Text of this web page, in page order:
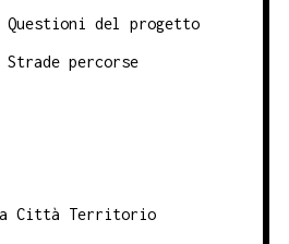
del progetto
percorse
Città Territorio